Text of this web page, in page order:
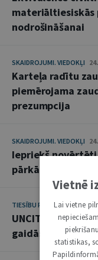
materiāltiesiskās
nodrošināšanai
SKAIDROJUMI. VIEDOKĻI
Karteļa radītu
piemērojama
prezumpcija
SKAIDROJUMI. VIEDOKĻI
Iepriekš
pārkāpuma
TIESĪBU PRAKSES
UNCITRAL
gaidās
Vietnē
Lai vietne
statistikas,